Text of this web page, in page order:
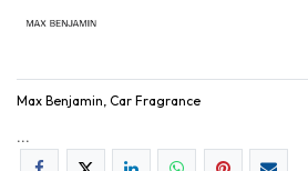
Max Benjamin, Car Fragrance
...